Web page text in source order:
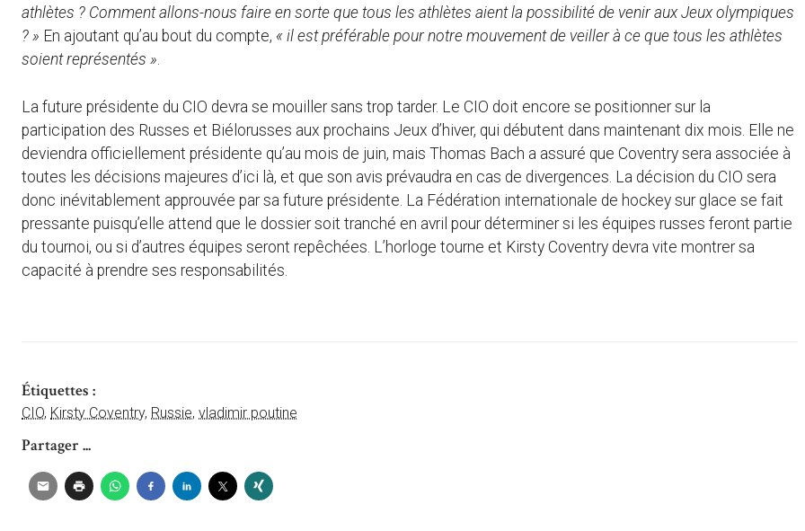
athlètes ? Comment allons-nous faire en sorte que tous les athlètes aient la possibilité de venir aux Jeux olympiques
? » En ajoutant qu’au bout du compte, « il est préférable pour notre mouvement de veiller à ce que tous les athlètes
soient représentés ».
La future présidente du CIO devra se mouiller sans trop tarder. Le CIO doit encore se positionner sur la
participation des Russes et Biélorusses aux prochains Jeux d’hiver, qui débutent dans maintenant dix mois. Elle ne
deviendra officiellement présidente qu’au mois de juin, mais Thomas Bach a assuré que Coventry sera associée à
toutes les décisions majeures d’ici là, et que son avis prévaudra en cas de divergences. La décision du CIO sera
donc inévitablement approuvée par sa future présidente. La Fédération internationale de hockey sur glace se fait
pressante puisqu’elle attend que le dossier soit tranché en avril pour déterminer si les équipes russes feront partie
du tournoi, ou si d’autres équipes seront repêchées. L’horloge tourne et Kirsty Coventry devra vite montrer sa
capacité à prendre ses responsabilités.
Étiquettes :
CIO, Kirsty Coventry, Russie, vladimir poutine
Partager ...